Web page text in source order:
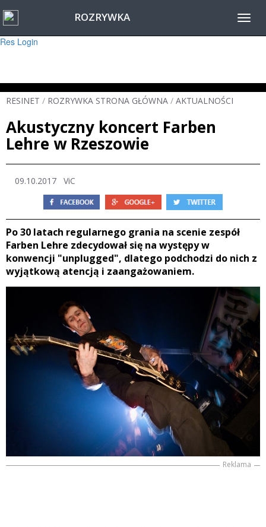
Warning
: session_start(): Failed to read session data: user (path: ) in
Res Login
ROZRYWKA
RESINET / ROZRYWKA STRONA GŁÓWNA / AKTUALNOŚCI
Akustyczny koncert Farben
Lehre w Rzeszowie
09.10.2017 ViC
Po 30 latach regularnego grania na scenie zespół
Farben Lehre zdecydował się na występy w
konwencji "unplugged", dlatego podchodzi do nich z
wyjątkową atencją i zaangażowaniem.
Reklama